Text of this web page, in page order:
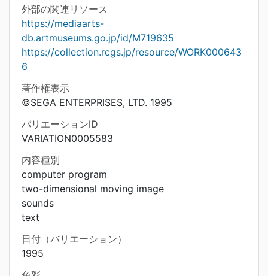
外部の関連リソース
https://mediaarts-
db.artmuseums.go.jp/id/M719635
https://collection.rcgs.jp/resource/WORK000643
6
著作権表示
©SEGA ENTERPRISES, LTD. 1995
バリエーションID
VARIATION0005583
内容種別
computer program
two-dimensional moving image
sounds
text
日付（バリエーション）
1995